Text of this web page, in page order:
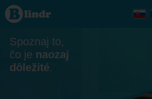
Zoznamka
- Ona
hľadá
krajSpoznaj to,
čo je naozaj
dôležité.